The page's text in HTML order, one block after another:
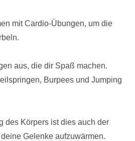
mit Cardio-Übungen, um die
aus, die dir Spaß machen.
Burpees und Jumping
des Körpers ist dies auch der
Gelenke aufzuwärmen.